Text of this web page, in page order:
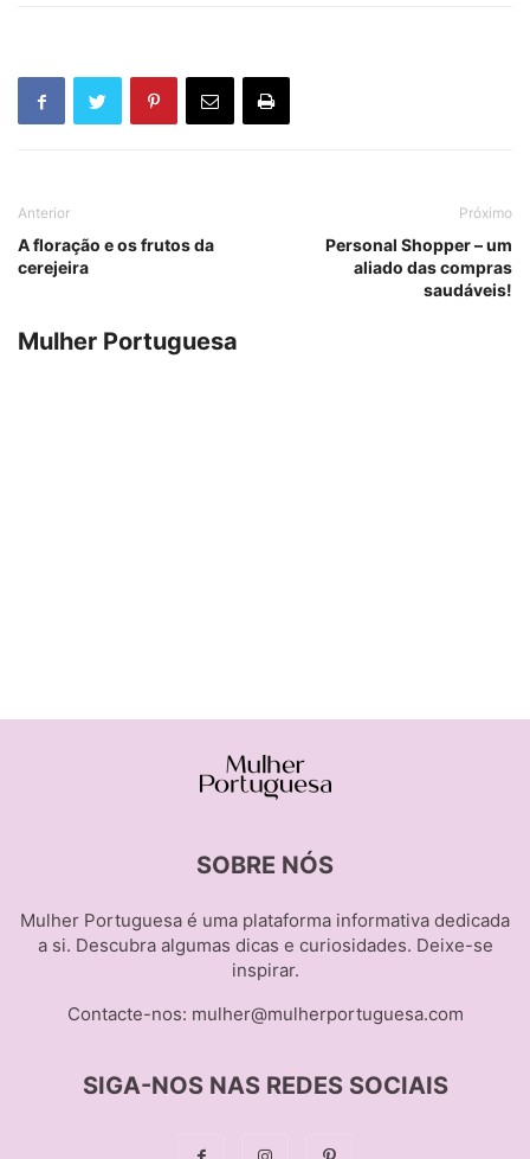
Anterior
A floração e os frutos da
cerejeira
Próximo
Personal Shopper – um
aliado das compras
saudáveis!
Mulher Portuguesa
SOBRE NÓS
Mulher Portuguesa é uma plataforma informativa dedicada
a si. Descubra algumas dicas e curiosidades. Deixe-se
inspirar.
Contacte-nos: mulher@mulherportuguesa.com
SIGA-NOS NAS REDES SOCIAIS